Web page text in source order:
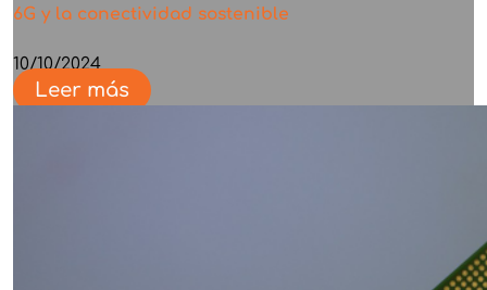
6G y la conectividad sostenible
10/10/2024
Leer más